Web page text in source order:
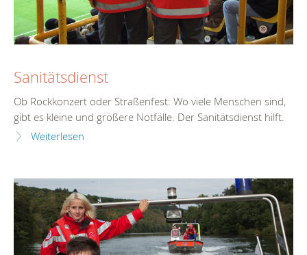
Sanitätsdienst
Ob Rockkonzert oder Straßenfest: Wo viele Menschen sind,
gibt es kleine und größere Notfälle. Der Sanitätsdienst hilft.
Weiterlesen